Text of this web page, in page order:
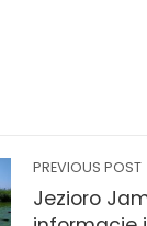
PREVIOUS POST
Jezioro